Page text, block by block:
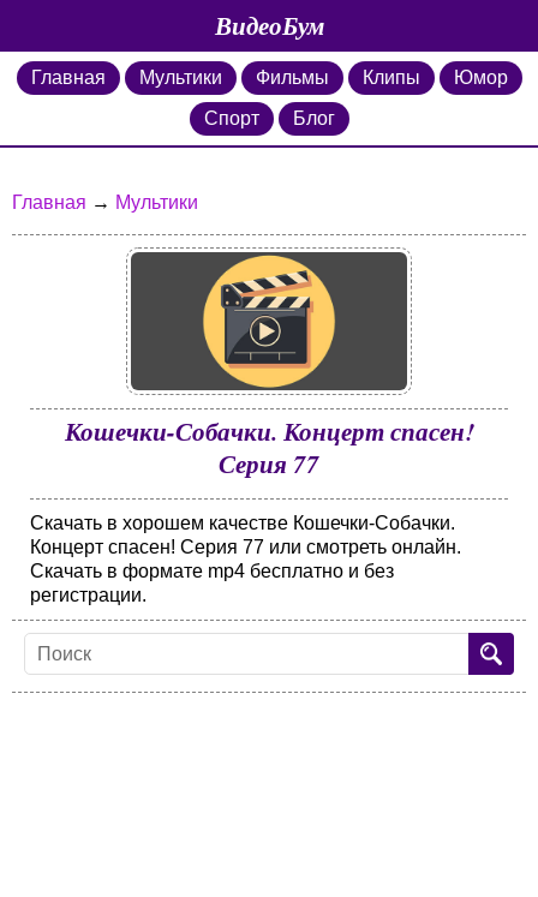
ВидеоБум
Главная Мультики Фильмы Клипы
Юмор
Спорт
Блог
Главная → Мультики
Кошечки-Собачки. Концерт спасен!
Серия 77
Скачать в хорошем качестве Кошечки-Собачки.
Концерт спасен! Серия 77 или смотреть онлайн.
Скачать в формате mp4 бесплатно и без
регистрации.